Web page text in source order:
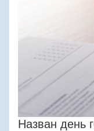
Назван день